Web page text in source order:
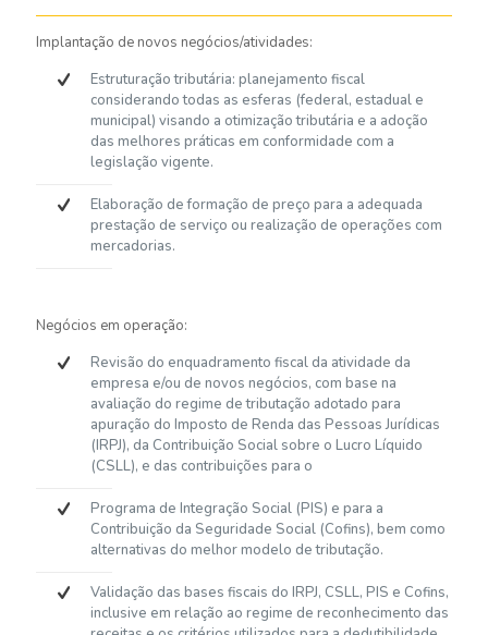
Implantação de novos negócios/atividades:
Estruturação tributária: planejamento fiscal
considerando todas as esferas (federal, estadual e
municipal) visando a otimização tributária e a adoção
das melhores práticas em conformidade com a
legislação vigente.
Elaboração de formação de preço para a adequada
prestação de serviço ou realização de operações com
mercadorias.
Negócios em operação:
Revisão do enquadramento fiscal da atividade da
empresa e/ou de novos negócios, com base na
avaliação do regime de tributação adotado para
apuração do Imposto de Renda das Pessoas Jurídicas
(IRPJ), da Contribuição Social sobre o Lucro Líquido
(CSLL), e das contribuições para o
Programa de Integração Social (PIS) e para a
Contribuição da Seguridade Social (Cofins), bem como
alternativas do melhor modelo de tributação.
Validação das bases fiscais do IRPJ, CSLL, PIS e Cofins,
inclusive em relação ao regime de reconhecimento das